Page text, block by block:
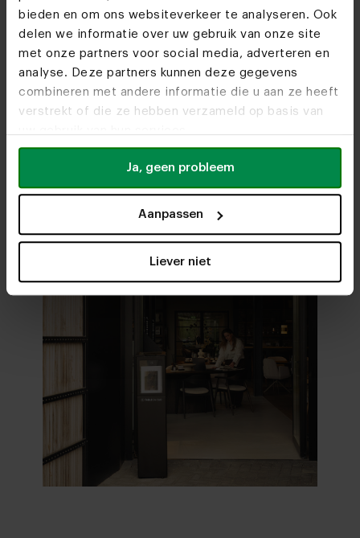
bieden en om ons websiteverkeer te analyseren. Ook
delen we informatie over uw gebruik van onze site
met onze partners voor social media, adverteren en
analyse. Deze partners kunnen deze gegevens
combineren met andere informatie die u aan ze heeft
verstrekt of die ze hebben verzameld op basis van
Ja, geen probleem
Aanpassen
Liever niet
Woonwinkels
Zien we je snel?
Bezoekonze woonwinkels